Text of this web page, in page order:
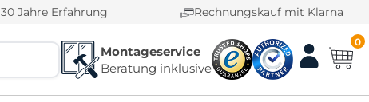
30 Jahre Erfahrung Rechnungskauf mit Klarna
Montageservice
Beratung inklusive
0